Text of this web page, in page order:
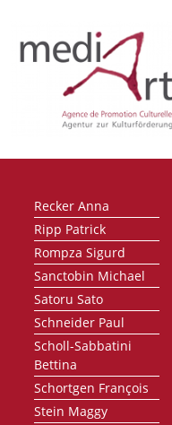
Oberlinkels Renée
Olafsdottir Sigrún
Olinger Marie-Paule
Oth Gery
Petit Raymond
Recker Anna
Ripp Patrick
Rompza Sigurd
Sanctobin Michael
Satoru Sato
Schneider Paul
Scholl-Sabbatini
Bettina
Schortgen François
Stein Maggy